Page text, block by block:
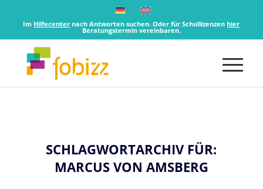
Im Hilfecenter nach Antworten suchen. Oder für Schullizenzenhier
Beratungstermin vereinbaren.
SCHLAGWORTARCHIV FÜR:
MARCUS VON AMSBERG